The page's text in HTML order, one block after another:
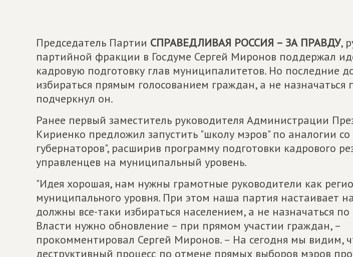
Председатель Партии СПРАВЕДЛИВАЯ РОССИЯ – ЗА ПРАВДУ,
партийной фракции в Госдуме Сергей Миронов поддержал
кадровую подготовку глав муниципалитетов. Но последние
избираться прямым голосованием граждан, а не назначаться
подчеркнул он.
Ранее первый заместитель руководителя Администрации
Кириенко предложил запустить "школу мэров" по аналогии
губернаторов", расширив программу подготовки кадрового
управленцев на муниципальный уровень.
"Идея хорошая, нам нужны грамотные руководители как
муниципального уровня. При этом наша партия настаивает
должны все-таки избираться населением, а не назначаться по
Власти нужно обновление – при прямом участии граждан, –
прокомментировал Сергей Миронов. – На сегодня мы видим,
деструктивный процесс по отмене прямых выборов мэров